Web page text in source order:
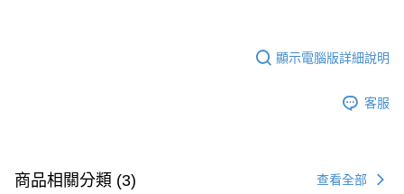
顯示電腦版詳細說明
客服
商品相關分類 (3) 查看全部